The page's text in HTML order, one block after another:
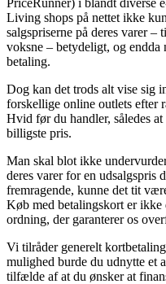
Living shops på nettet ikke
salgspriserne på deres varer
voksne – betydeligt, og endda
betaling.
Dog kan det trods alt vise sig
forskellige online outlets efter
Hvid før du handler, således
billigste pris.
Man skal blot ikke
deres varer for en udsalgspris
fremragende, kunne det tit
Køb med betalingskort er ikke
ordning, der garanterer os
Vi tilråder generelt
mulighed burde du udnytte
tilfælde af at du ønsker at